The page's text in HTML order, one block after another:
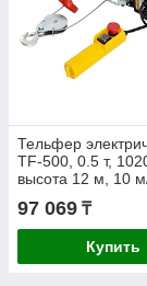
Тельфер
TF-500, 0.5 т,
высота 12 м, 10
97 069 ₸
Купить